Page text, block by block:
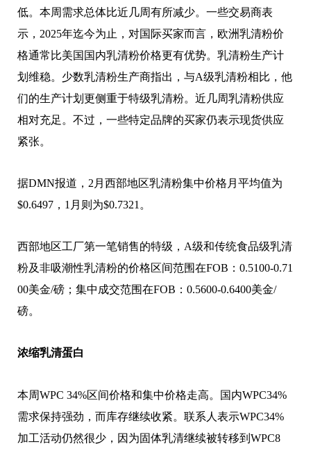
低。本周需求总体比近几周有所减少。一些交易商表
示，2025年迄今为止，对国际买家而言，欧洲乳清粉价
格通常比美国国内乳清粉价格更有优势。乳清粉生产计
划维稳。少数乳清粉生产商指出，与A级乳清粉相比，他
们的生产计划更侧重于特级乳清粉。近几周乳清粉供应
相对充足。不过，一些特定品牌的买家仍表示现货供应
紧张。
据DMN报道，2月西部地区乳清粉集中价格月平均值为
$0.6497，1月则为$0.7321。
西部地区工厂第一笔销售的特级，A级和传统食品级乳清
粉及非吸潮性乳清粉的价格区间范围在FOB：0.5100-0.71
00美金/磅；集中成交范围在FOB：0.5600-0.6400美金/
磅。
浓缩乳清蛋白
本周WPC 34%区间价格和集中价格走高。国内WPC34%
需求保持强劲，而库存继续收紧。联系人表示WPC34%
加工活动仍然很少，因为固体乳清继续被转移到WPC8